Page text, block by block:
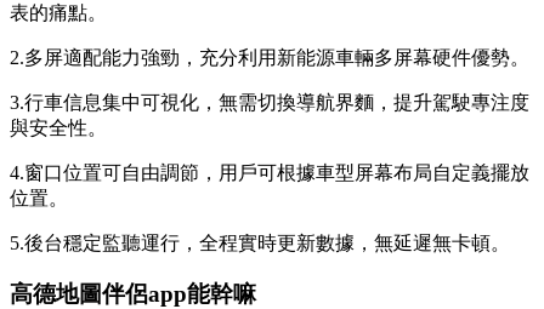
表的痛點。
2.多屏適配能力強勁，充分利用新能源車輛多屏幕硬件優勢。
3.行車信息集中可視化，無需切換導航界麵，提升駕駛專注度
與安全性。
4.窗口位置可自由調節，用戶可根據車型屏幕布局自定義擺放
位置。
5.後台穩定監聽運行，全程實時更新數據，無延遲無卡頓。
高德地圖伴侶app能幹嘛